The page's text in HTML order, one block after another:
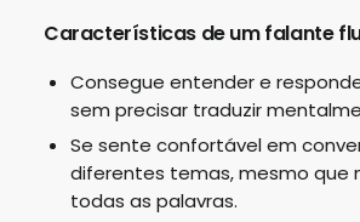
Características de um falante
Consegue entender e
sem precisar traduzir
Se sente confortável em
diferentes temas, mesmo que
todas as palavras.